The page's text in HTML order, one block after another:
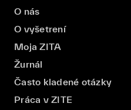
O nás
O vyšetrení
Moja ZITA
Žurnál
Často kladené otázky
Práca v ZITE